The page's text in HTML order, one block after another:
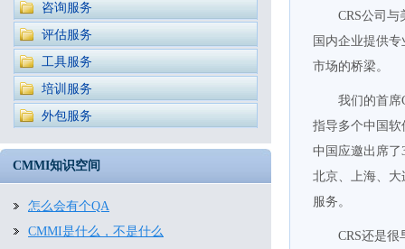
CRS公司
国内企业提供
市场的桥梁。
我们的首席
指导多个中国
中国应邀出席了
北京、上海、
服务。
CRS还是
咨询服务
评估服务
工具服务
培训服务
外包服务
CMMI知识空间
怎么会有个QA
CMMI是什么，不是什么